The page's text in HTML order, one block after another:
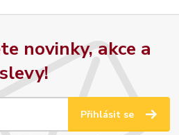
novinky, akce a
slevy!
Přihlásit se